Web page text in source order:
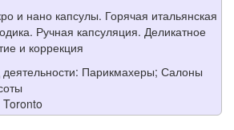
и нано капсулы. Горячая итальянская
Ручная капсуляция. Деликатное
и коррекция
деятельности: Парикмахеры; Салоны
Toronto